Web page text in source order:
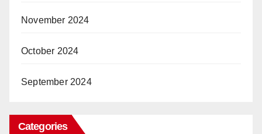
November 2024
October 2024
September 2024
Categories